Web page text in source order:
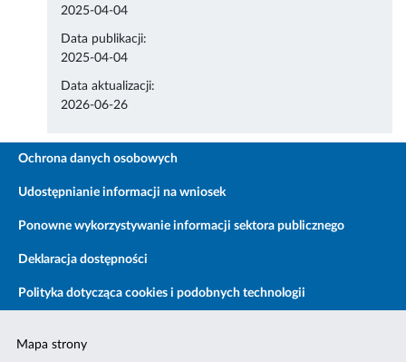
2025-04-04
Data publikacji:
2025-04-04
Data aktualizacji:
2026-06-26
Ochrona danych osobowych
Udostępnianie informacji na wniosek
Ponowne wykorzystywanie informacji sektora publicznego
Deklaracja dostępności
Polityka dotycząca cookies i podobnych technologii
Mapa strony